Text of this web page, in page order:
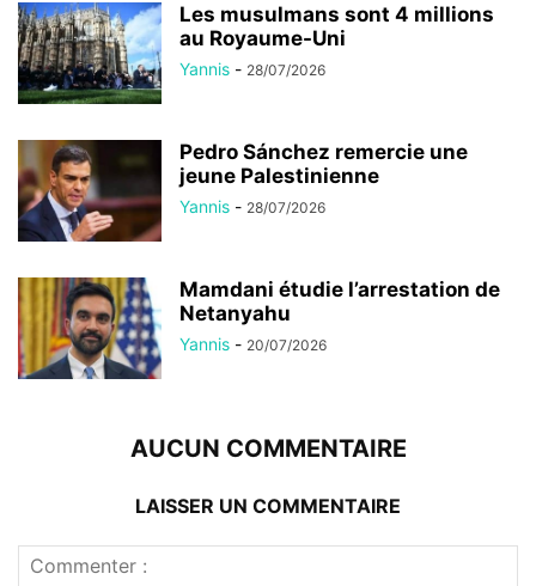
Les musulmans sont 4 millions
au Royaume-Uni
Yannis - 28/07/2026
Pedro Sánchez remercie une
jeune Palestinienne
Yannis - 28/07/2026
Mamdani étudie l’arrestation de
Netanyahu
Yannis - 20/07/2026
AUCUN COMMENTAIRE
LAISSER UN COMMENTAIRE